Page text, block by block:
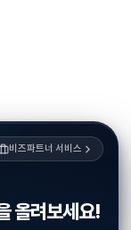
비즈파트너 서비스
올려보세요!